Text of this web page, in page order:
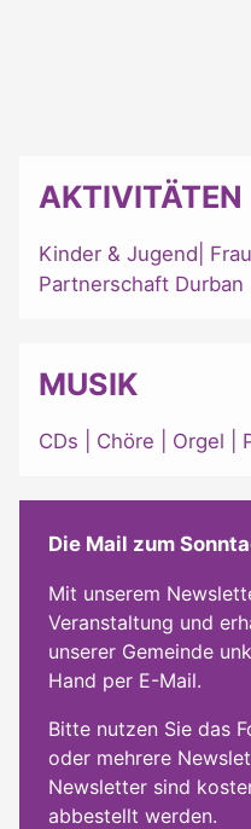
AKTIVITÄTEN
Kinder & Jugend
Partnerschaft Durban
MUSIK
CDs Chöre Orgel
Die Mail zum
Mit unserem
Veranstaltung und
unserer Gemeinde
Hand per E-Mail.
Bitte nutzen Sie das
oder mehrere
Newsletter sind
abbestellt werden.